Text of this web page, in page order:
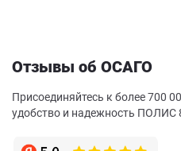
Отзывы об ОСАГО
Присоединяйтесь к более 700
удобство и надежность ПОЛИС